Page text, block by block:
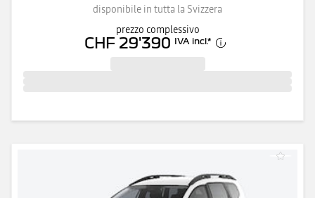
disponibile in tutta la Svizzera
prezzo complessivo
CHF 29'390 IVA incl.*